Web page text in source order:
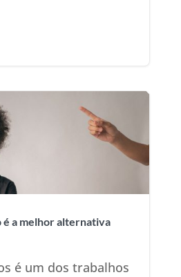
é a melhor alternativa
é um dos trabalhos